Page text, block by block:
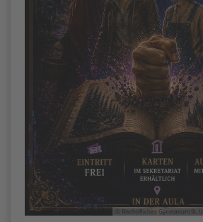
© Bischöfliches Gymnasium St.